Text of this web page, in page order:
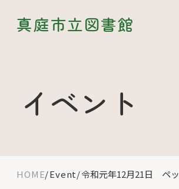
真庭市立図書館
イベント
HOME Event 令和元年12月21日 ペ